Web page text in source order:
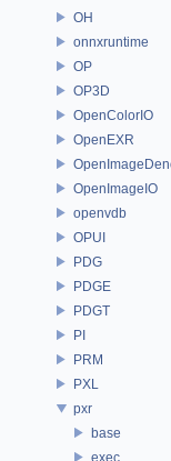
OH
onnxruntime
OP
OP3D
OpenColorIO
OpenEXR
OpenImageIO
openvdb
OPUI
PDG
PDGE
PDGT
PI
PRM
PXL
pxr
base
exec